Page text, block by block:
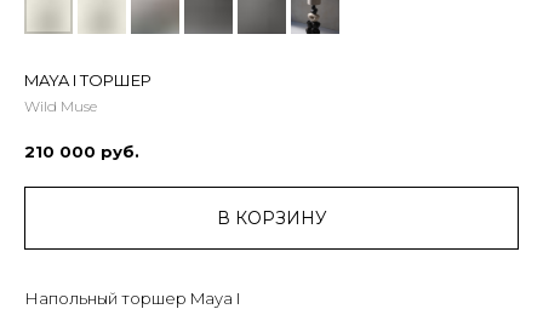
MAYA I ТОРШЕР
Wild Muse
210 000 руб.
В КОРЗИНУ
Напольный торшер Maya I